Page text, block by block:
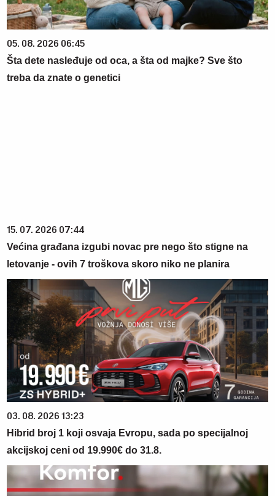
05. 08. 2026 06:45
Šta dete nasleđuje od oca, a šta od majke? Sve što
treba da znate o genetici
15. 07. 2026 07:44
Većina građana izgubi novac pre nego što stigne na
letovanje - ovih 7 troškova skoro niko ne planira
03. 08. 2026 13:23
Hibrid broj 1 koji osvaja Evropu, sada po specijalnoj
akcijskoj ceni od 19.990€ do 31.8.